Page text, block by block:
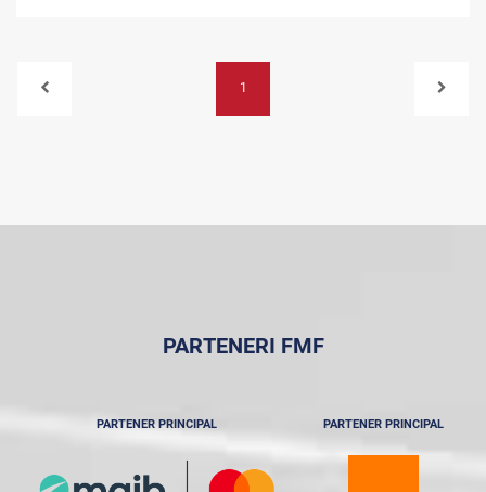
1
PARTENERI FMF
PARTENER PRINCIPAL PARTENER PRINCIPAL